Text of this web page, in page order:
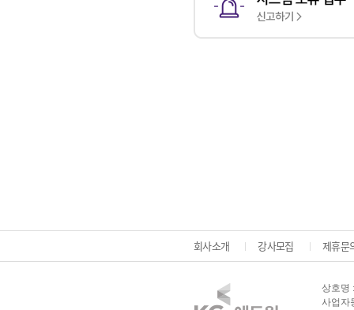
회사소개 강사모집 제휴문
상호명
사업자